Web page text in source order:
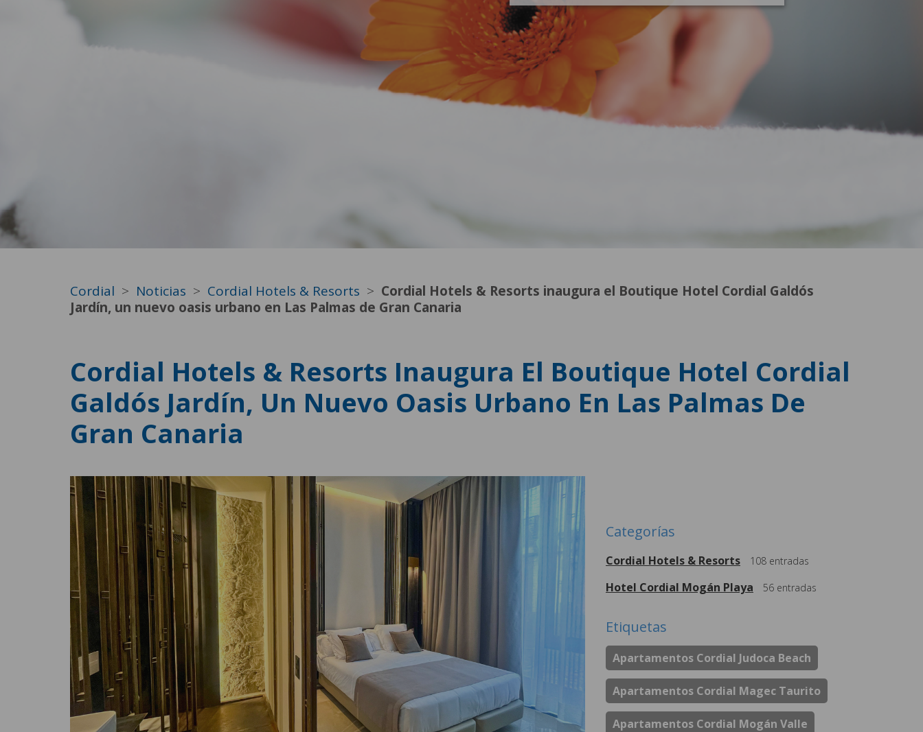
Cordial Noticias Cordial Hotels & Resorts
Cordial Hotels & Resorts inaugura el Boutique Hotel Cordial Galdós
Jardín, un nuevo oasis urbano en Las Palmas de Gran Canaria
Cordial Hotels & Resorts Inaugura El Boutique Hotel Cordial
Galdós Jardín, Un Nuevo Oasis Urbano En Las Palmas De
Gran Canaria
Categorías
Cordial Hotels & Resorts 108 entradas
Hotel Cordial Mogán Playa 56 entradas
Etiquetas
Apartamentos Cordial Judoca Beach
Apartamentos Cordial Magec Taurito
Apartamentos Cordial Mogán Valle